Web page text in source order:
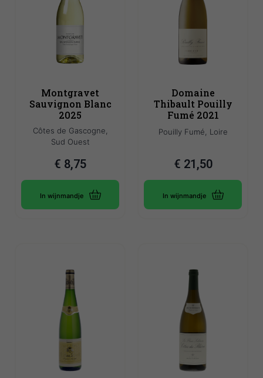
Montgravet
Sauvignon Blanc
2025
Côtes de Gascogne,
Sud Ouest
€ 8,75
In wijnmandje
Domaine
Thibault Pouilly
Fumé 2021
Pouilly Fumé, Loire
€ 21,50
In wijnmandje